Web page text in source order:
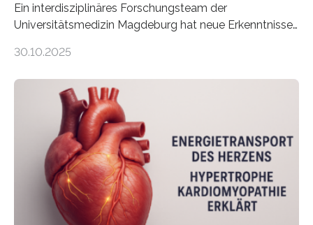
Ein interdisziplinäres Forschungsteam der
Universitätsmedizin Magdeburg hat neue Erkenntnisse
behandelt werden kann. In ihrer aktuellen Studie,
Oncology, zeigen die Forschenden, dass Mini-Tumore
aus Gewebe von Patientinnen und Patienten –
sogenannte Organoide – genutzt werden können, um
vorab zu prüfen, welche Medikamente am besten
wirken. Dabei wurde ein Eiweiß identifiziert, das künftig
als Biomarker für die Wahl der passenden Therapie
dienen könnte. Darmkrebs zählt weltweit zu den
häufigsten Krebsarten und stellt…
30.10.2025